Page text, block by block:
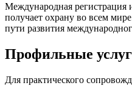
Международная регистрация
получает охрану во всем
пути развития
Профильные
Для практического